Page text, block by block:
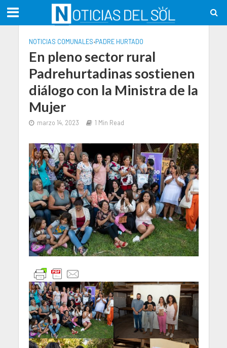
NOTICIAS COMUNALES•PADRE HURTADO
En pleno sector rural
Padrehurtadinas sostienen
diálogo con la Ministra de la
Mujer
marzo 14, 2023 1 Min Read